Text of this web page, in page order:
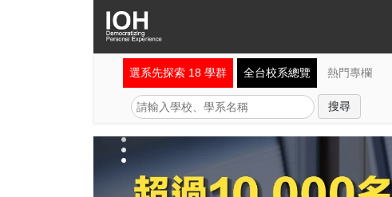
選系先探索 18 學群 全台校系總覽 熱門專欄